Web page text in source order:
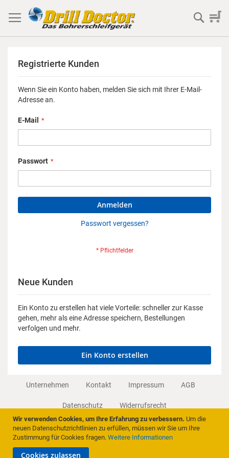
Wir verwenden Cookies, um Ihre Erfahrung zu verbessern. Um die
neuen Datenschutzrichtlinien zu erfüllen, müssen wir Sie um Ihre
Zustimmung für Cookies fragen. Weitere Informationen
Cookies zulassen
zum
Mein
Suche
Registrierte Kunden
Wenn Sie ein Konto haben, melden Sie sich mit Ihrer E-Mail-
Adresse an.
E-Mail
Passwort
Anmelden
Passwort vergessen?
Neue Kunden
Ein Konto zu erstellen hat viele Vorteile: schneller zur Kasse
gehen, mehr als eine Adresse speichern, Bestellungen
verfolgen und mehr.
Ein Konto erstellen
Unternehmen Kontakt Impressum AGB
Datenschutz Widerrufsrecht
Vertrag widerrufen